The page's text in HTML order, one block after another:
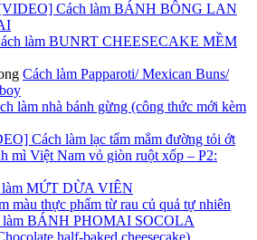
Cách làm BÁNH BÔNG LAN
làm BUNRT CHEESECAKE MỀM
Cách làm Papparoti/ Mexican Buns/
làm nhà bánh gừng (công thức mới kèm
Cách làm lạc tẩm mắm đường tỏi ớt
mì Việt Nam vỏ giòn ruột xốp – P2:
làm MỨT DỪA VIÊN
màu thực phẩm từ rau củ quả tự nhiên
làm BÁNH PHOMAI SOCOLA
half-baked cheesecake)